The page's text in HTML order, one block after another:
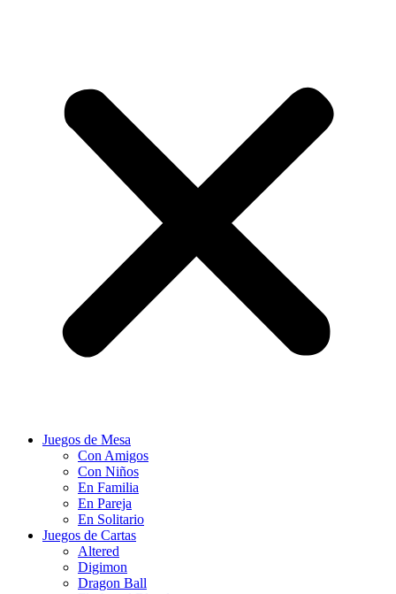
Juegos de Mesa
Con Amigos
Con Niños
En Familia
En Pareja
En Solitario
Juegos de Cartas
Altered
Digimon
Dragon Ball